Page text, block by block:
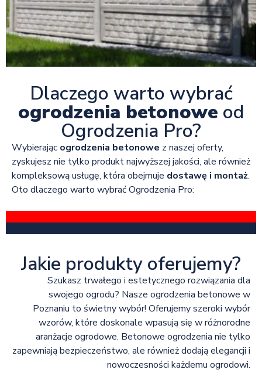
Dlaczego warto wybrać
ogrodzenia betonowe od
Ogrodzenia Pro?
Wybierając ogrodzenia betonowe z naszej oferty,
zyskujesz nie tylko produkt najwyższej jakości, ale również
kompleksową usługę, która obejmuje dostawę i montaż.
Oto dlaczego warto wybrać Ogrodzenia Pro:
Jakie produkty oferujemy?
Szukasz trwałego i estetycznego rozwiązania dla
swojego ogrodu? Nasze ogrodzenia betonowe w
Poznaniu to świetny wybór! Oferujemy szeroki wybór
wzorów, które doskonale wpasują się w różnorodne
aranżacje ogrodowe. Betonowe ogrodzenia nie tylko
zapewniają bezpieczeństwo, ale również dodają elegancji i
nowoczesności każdemu ogrodowi.